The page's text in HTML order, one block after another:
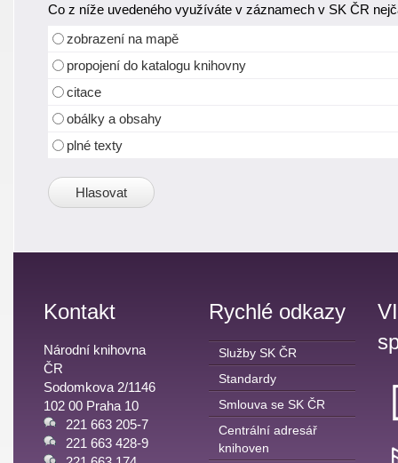
Co z níže uvedeného využíváte v záznamech v SK ČR
zobrazení na mapě
propojení do katalogu knihovny
citace
obálky a obsahy
plné texty
Kontakt
Národní knihovna
ČR
Sodomkova 2/1146
102 00 Praha 10
221 663 205-7
221 663 428-9
Rychlé odkazy
Služby SK ČR
Standardy
Smlouva se SK ČR
Centrální adresář
knihoven